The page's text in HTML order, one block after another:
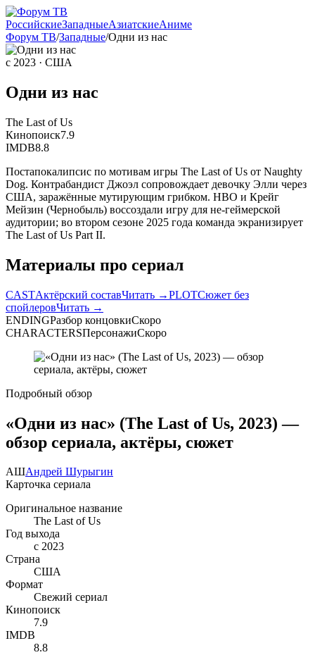
РоссийскиеЗападныеАзиатскиеАниме
Форум ТВ/Западные/Одни из нас
с 2023 · США
Одни из нас
The Last of Us
Кинопоиск7.9
IMDB8.8
Постапокалипсис по мотивам игры The Last of Us от Naughty
Dog. Контрабандист Джоэл сопровождает девочку Элли через
США, заражённые мутирующим грибком. HBO и Крейг
Мейзин (Чернобыль) воссоздали игру для не-геймерской
аудитории; во втором сезоне 2025 года команда экранизирует
The Last of Us Part II.
Материалы про сериал
CASTАктёрский составЧитать →PLOTСюжет без
спойлеровЧитать →
ENDINGРазбор концовкиСкоро
CHARACTERSПерсонажиСкоро
Подробный обзор
«Одни из нас» (The Last of Us, 2023) —
обзор сериала, актёры, сюжет
АШАндрей Шурыгин
Карточка сериала
Оригинальное название
The Last of Us
Год выхода
с 2023
Страна
США
Формат
Свежий сериал
Кинопоиск
7.9
IMDB
8.8